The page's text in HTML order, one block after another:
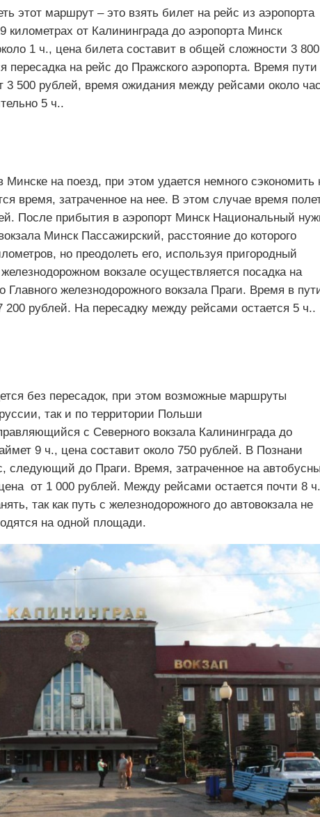
этот маршрут – это взять билет на рейс из аэропорта
километрах от Калининграда до аэропорта Минск
1 ч., цена билета составит в общей сложности 3 800
пересадка на рейс до Пражского аэропорта. Время пути
3 500 рублей, время ожидания между рейсами около
5 ч..
Минске на поезд, при этом удается немного сэкономить
время, затраченное на нее. В этом случае время
После прибытия в аэропорт Минск Национальный
Минск Пассажирский, расстояние до которого
но преодолеть его, используя пригородный
вокзале осуществляется посадка на
Главного железнодорожного вокзала Праги. Время в
рублей. На пересадку между рейсами остается 5 ч..
без пересадок, при этом возможные маршруты
так и по территории Польши
с Северного вокзала Калининграда до
9 ч., цена составит около 750 рублей. В Познани
следующий до Праги. Время, затраченное на
от 1 000 рублей. Между рейсами остается почти 8
так как путь с железнодорожного до автовокзала не
на одной площади.